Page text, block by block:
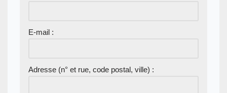
E-mail :
Adresse (n° et rue, code postal, ville) :